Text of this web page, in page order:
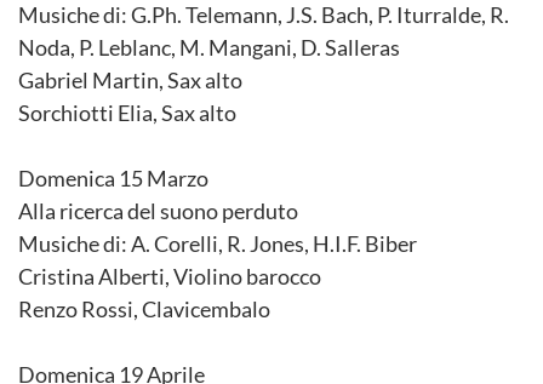
Musiche di: G.Ph. Telemann, J.S. Bach, P. Iturralde, R.
Noda, P. Leblanc, M. Mangani, D. Salleras
Gabriel Martin, Sax alto
Sorchiotti Elia, Sax alto
Domenica 15 Marzo
Alla ricerca del suono perduto
Musiche di: A. Corelli, R. Jones, H.I.F. Biber
Cristina Alberti, Violino barocco
Renzo Rossi, Clavicembalo
Domenica 19 Aprile